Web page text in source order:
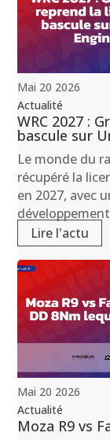
Mai 20 2026
Actualité
WRC 2027 :
bascule sur
Le monde du
récupéré la
en 2027, avec
Lire l'actu
Mai 20 2026
Actualité
Moza R9 vs